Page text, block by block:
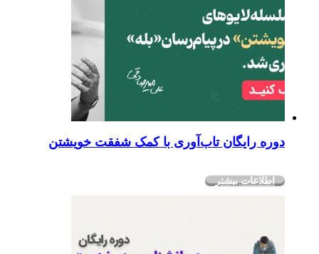
دوره رایگان تاب‌آوری با کمک شفقت خویشتن
اطلاعات بیشتر